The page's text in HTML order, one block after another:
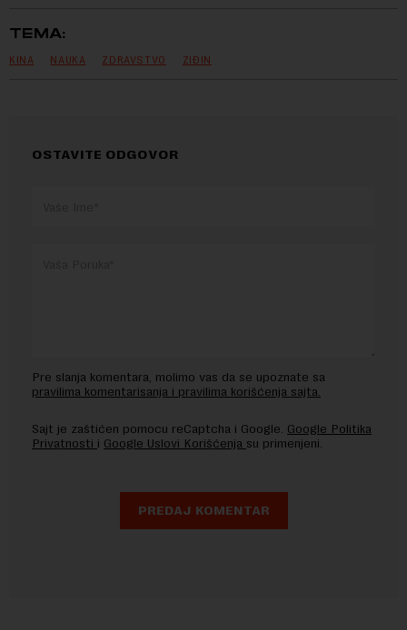
TEMA:
KINA NAUKA ZDRAVSTVO ZIĐIN
OSTAVITE ODGOVOR
Pre slanja komentara, molimo vas da se upoznate sa
pravilima komentarisanja i pravilima korišćenja sajta.
Sajt je zaštićen pomocu reCaptcha i Google. Google Politika
Privatnosti i Google Uslovi Korišćenja su primenjeni.